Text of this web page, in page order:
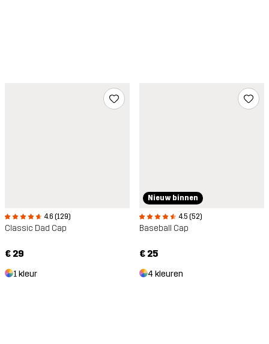
4.6 (129)
Classic Dad Cap
€ 29
1 kleur
Nieuw binnen
4.5 (52)
Baseball Cap
€ 25
4 kleuren